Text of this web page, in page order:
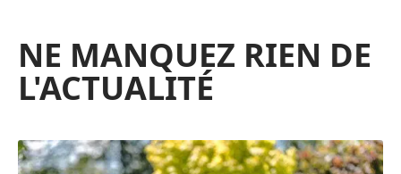
NE MANQUEZ RIEN DE
L'ACTUALITÉ